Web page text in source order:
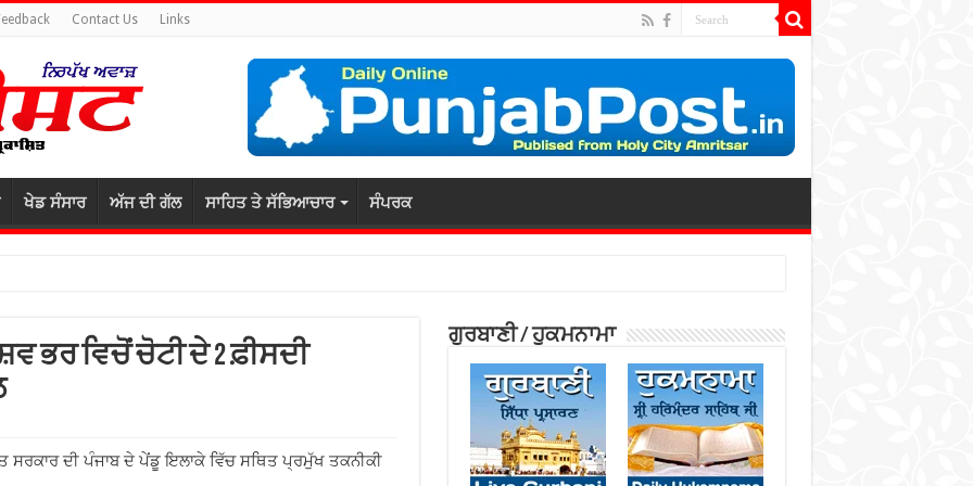
Contact Us Links
ਖੇਡ ਸੰਸਾਰ ਅੱਜ ਦੀ ਗੱਲ ਸਾਹਿਤ ਤੇ ਸੱਭਿਆਚਾਰ ਸੰਪਰਕ
ਭਰ ਵਿਚੋਂ ਚੋਟੀ ਦੇ 2 ਫ਼ੀਸਦੀ
ਦੀ ਪੰਜਾਬ ਦੇ ਪੇਂਡੂ ਇਲਾਕੇ ਵਿੱਚ ਸਥਿਤ ਪ੍ਰਮੁੱਖ ਤਕਨੀਕੀ
ਗੁਰਬਾਣੀ / ਹੁਕਮਨਾਮਾ